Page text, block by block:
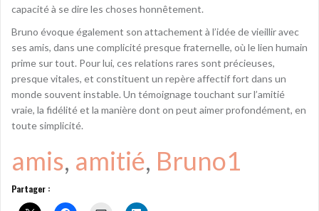
capacité à se dire les choses honnêtement.
Bruno évoque également son attachement à l’idée de vieillir avec
ses amis, dans une complicité presque fraternelle, où le lien humain
prime sur tout. Pour lui, ces relations rares sont précieuses,
presque vitales, et constituent un repère affectif fort dans un
monde souvent instable. Un témoignage touchant sur l’amitié
vraie, la fidélité et la manière dont on peut aimer profondément, en
toute simplicité.
amis, amitié, Bruno1
Partager :